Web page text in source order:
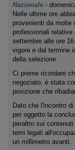
Nazionale -
Nelle ultime ore
provenienti da molte
professionali
settembre alle ore
vigore e dal termine
della selezione.
Ci preme ricordare
negoziato, è stata
posizione che
Dato che l'incontro
per oggetto la
peraltro sui
temi legati
un millimetro avanti.